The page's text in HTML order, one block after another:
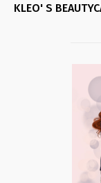
KLEO' S